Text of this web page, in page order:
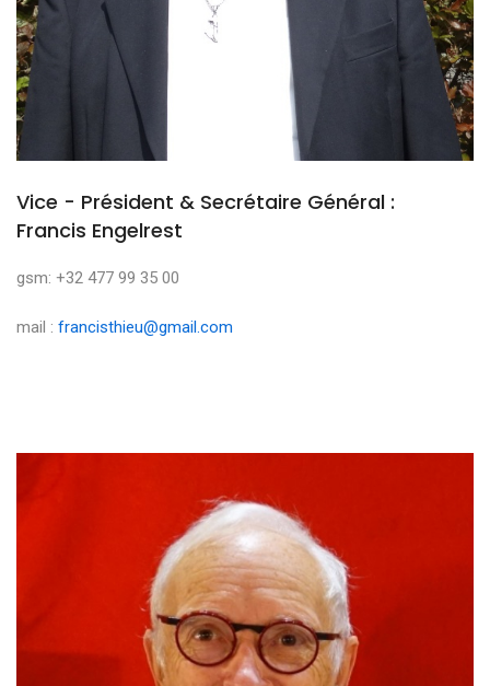
Vice - Président & Secrétaire Général :
Francis Engelrest
gsm: +32 477 99 35 00
mail : francisthieu@gmail.com